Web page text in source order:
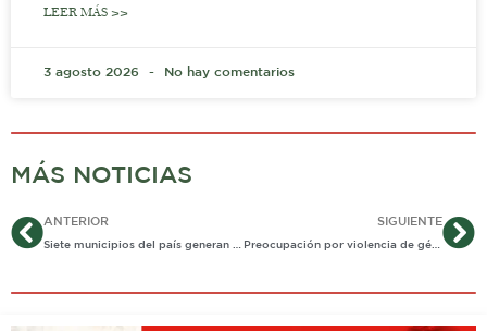
LEER MÁS >>
3 agosto 2026 No hay comentarios
MÁS NOTICIAS
AntANTERIOR SIGUIENTE
Preocupación por violencia de género en Aguazul